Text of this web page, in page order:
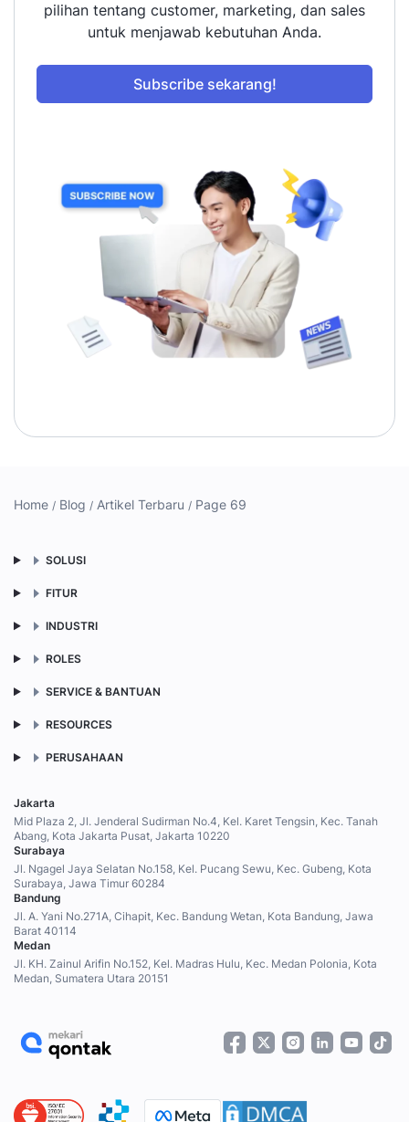
pilihan tentang customer, marketing, dan sales
untuk menjawab kebutuhan Anda.
Subscribe sekarang!
Home Blog Artikel Terbaru Page 69
SOLUSI
FITUR
INDUSTRI
ROLES
SERVICE & BANTUAN
RESOURCES
PERUSAHAAN
Jakarta
Mid Plaza 2, Jl. Jenderal Sudirman No.4, Kel. Karet Tengsin, Kec. Tanah
Abang, Kota Jakarta Pusat, Jakarta 10220
Surabaya
Jl. Ngagel Jaya Selatan No.158, Kel. Pucang Sewu, Kec. Gubeng, Kota
Surabaya, Jawa Timur 60284
Bandung
Jl. A. Yani No.271A, Cihapit, Kec. Bandung Wetan, Kota Bandung, Jawa
Barat 40114
Medan
Jl. KH. Zainul Arifin No.152, Kel. Madras Hulu, Kec. Medan Polonia, Kota
Medan, Sumatera Utara 20151